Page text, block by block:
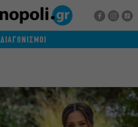
ΔΙΑΓΩΝΙΣΜΟΙ